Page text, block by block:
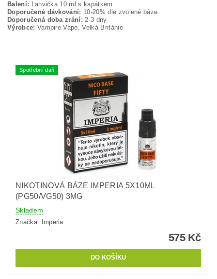
Balení: Lahvička 10 ml s kapátkem
Doporučené dávkování: 10-20% dle zvolené báze.
Doporučená doba zrání: 2-3 dny
Výrobce: Vampire Vape, Velká Británie
Spotřební daň
NIKOTINOVÁ BÁZE IMPERIA 5X10ML
(PG50/VG50) 3MG
Skladem
Značka: Imperia
575 Kč